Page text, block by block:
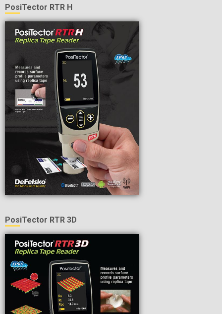
PosiTector RTR H
PosiTector RTR 3D